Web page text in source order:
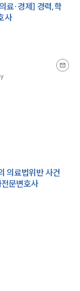
료·경제] 경력,학
사
의료법위반 사건
문변호사